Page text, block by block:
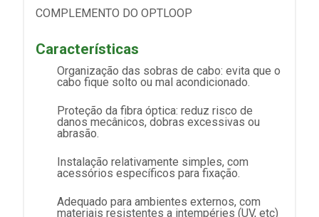
COMPLEMENTO DO OPTLOOP
Características
Organização das sobras de cabo: evita que o
cabo fique solto ou mal acondicionado.
Proteção da fibra óptica: reduz risco de
danos mecânicos, dobras excessivas ou
abrasão.
Instalação relativamente simples, com
acessórios específicos para fixação.
Adequado para ambientes externos, com
materiais resistentes a intempéries (UV, etc)